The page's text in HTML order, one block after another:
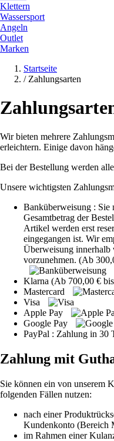
Klettern
Wassersport
Angeln
Outlet
Marken
Startseite
/ Zahlungsarten
Wir bieten mehrere
erleichtern. Einige davon
Bei der Bestellung werden
Unsere wichtigsten
Banküberweisung : Sie
Gesamtbetrag der
Artikel werden erst
eingegangen ist. Wir
Überweisung innerhalb
vorzunehmen. (Ab
Klarna (Ab 700,00 €
Mastercard
Visa
Apple Pay
Google Pay
PayPal : Zahlung in 30
Zahlung mit
Sie können ein von unserem
folgenden Fällen nutzen:
nach einer
Kundenkonto (Bereich
im Rahmen einer